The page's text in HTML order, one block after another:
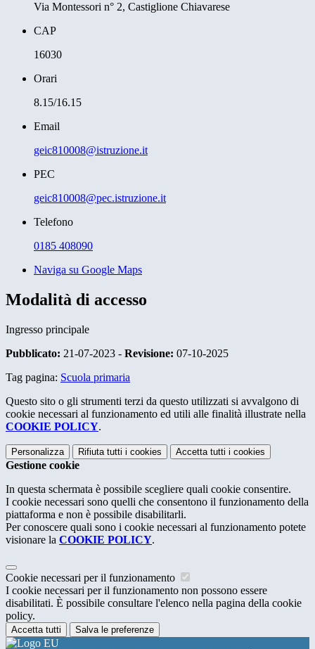
Via Montessori n° 2, Castiglione Chiavarese
CAP
16030
Orari
8.15/16.15
Email
geic810008@istruzione.it
PEC
geic810008@pec.istruzione.it
Telefono
0185 408090
Naviga su Google Maps
Modalità di accesso
Ingresso principale
Pubblicato: 21-07-2023 - Revisione: 07-10-2025
Tag pagina: Scuola primaria
Questo sito o gli strumenti terzi da questo utilizzati si avvalgono di
cookie necessari al funzionamento ed utili alle finalità illustrate nella
COOKIE POLICY.
Personalizza Rifiuta tutti i cookies Accetta tutti i cookies
Gestione cookie
In questa schermata è possibile scegliere quali cookie consentire.
I cookie necessari sono quelli che consentono il funzionamento della
piattaforma e non è possibile disabilitarli.
Per conoscere quali sono i cookie necessari al funzionamento potete
visionare la COOKIE POLICY.
Cookie necessari per il funzionamento
I cookie necessari per il funzionamento non possono essere
disabilitati. È possibile consultare l'elenco nella pagina della cookie
policy.
Accetta tutti Salva le preferenze